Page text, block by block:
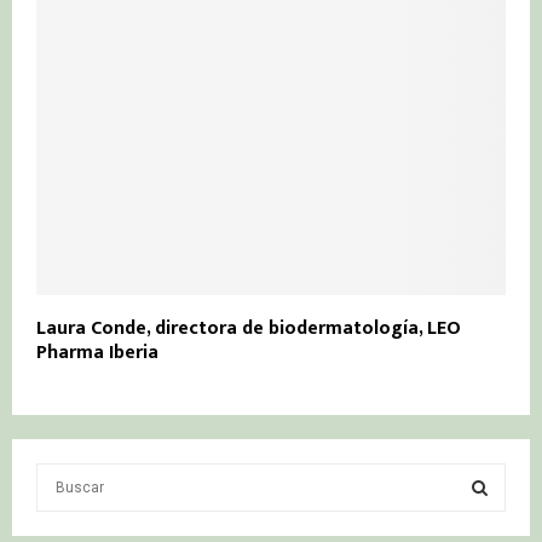
Laura Conde, directora de biodermatología, LEO
Pharma Iberia
S